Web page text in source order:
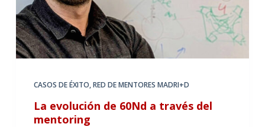
CASOS DE ÉXITO,RED DE MENTORES MADRI+D
La evolución de 60Nd a través del
mentoring